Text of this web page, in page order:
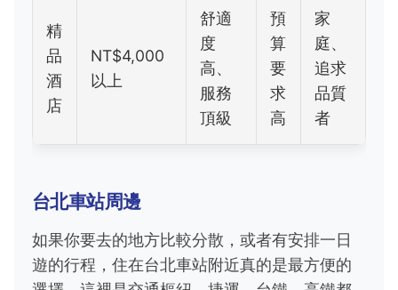
精
品
酒
店
NT$4,000
以上
舒適
度
高、
服務
頂級
預
算
要
求
高
家
庭、
追求
品質
者
台北車站周邊
如果你要去的地方比較分散，或者有安排一日
遊的行程，住在台北車站附近真的是最方便的